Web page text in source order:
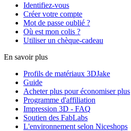
Identifiez-vous
Créer votre compte
Mot de passe oublié ?
Où est mon colis ?
Utiliser un chèque-cadeau
En savoir plus
Profils de matériaux 3DJake
Guide
Acheter plus pour économiser plus
Programme d'affiliation
Impression 3D - FAQ
Soutien des FabLabs
L'environnement selon Niceshops